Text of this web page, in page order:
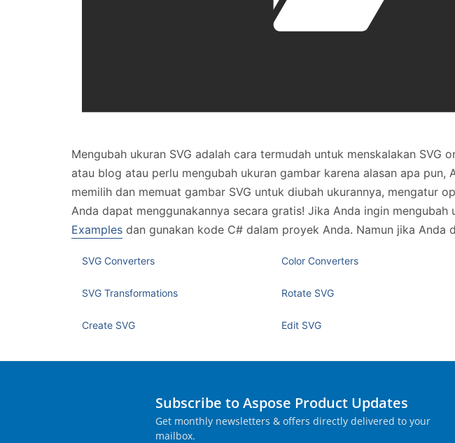
Mengubah ukuran SVG adalah cara termudah untuk menskalakan
atau blog atau perlu mengubah ukuran gambar karena alasan apa pun,
memilih dan memuat gambar SVG untuk diubah ukurannya, mengatur
Anda dapat menggunakannya secara gratis! Jika Anda ingin
Examples dan gunakan kode C# dalam proyek Anda. Namun jika Anda
SVG Converters Color Converters
SVG Transformations Rotate SVG
Create SVG Edit SVG
Subscribe to Aspose Product Updates
Get monthly newsletters & offers directly delivered to your
mailbox.